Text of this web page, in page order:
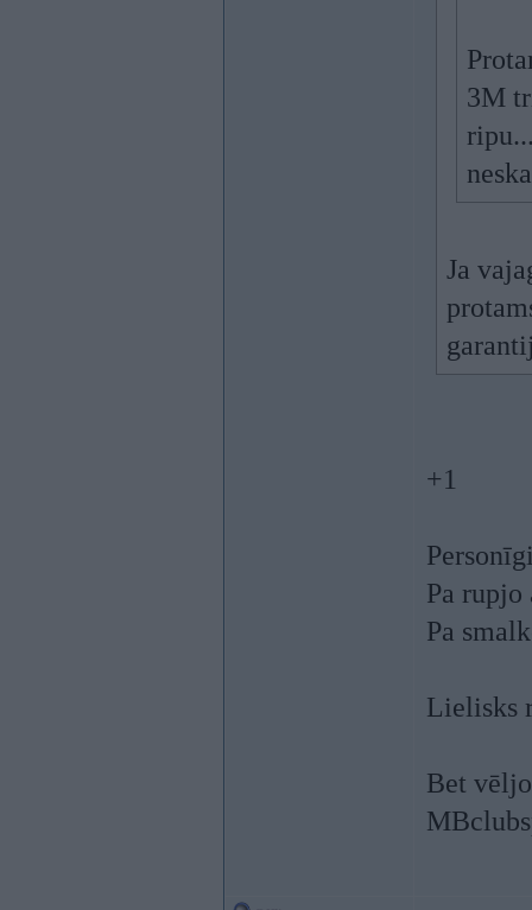
3M
Ja
+1
Pa
Pa
Lielisks
Bet